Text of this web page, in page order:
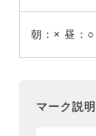
朝：× 昼：○
マーク説明